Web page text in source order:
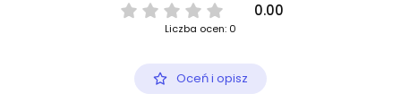
0.00
Liczba ocen: 0
Oceń i opisz